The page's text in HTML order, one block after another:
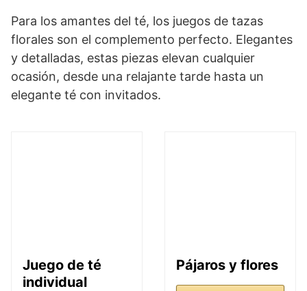
Para los amantes del té, los juegos de tazas
florales son el complemento perfecto. Elegantes
y detalladas, estas piezas elevan cualquier
ocasión, desde una relajante tarde hasta un
elegante té con invitados.
Juego de té
individual
Pájaros y flores